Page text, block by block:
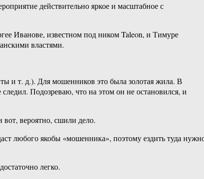
действительно яркое и масштабное с
Иванове, известном под ником Taleon, и Тимуре
властями.
и т. д.). Для мошенников это была золотая жила. В
Подозреваю, что на этом он не остановился, и
вероятно, сшили дело.
любого якобы «мошенника», поэтому ездить туда
легко.